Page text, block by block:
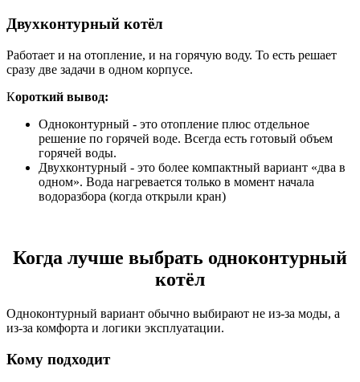
Двухконтурный котёл
Работает и на отопление, и на горячую воду. То есть решает
сразу две задачи в одном корпусе.
Короткий вывод:
Одноконтурный - это отопление плюс отдельное
решение по горячей воде. Всегда есть готовый объем
горячей воды.
Двухконтурный - это более компактный вариант «два в
одном». Вода нагревается только в момент начала
водоразбора (когда открыли кран)
Когда лучше выбрать одноконтурный
котёл
Одноконтурный вариант обычно выбирают не из-за моды, а
из-за комфорта и логики эксплуатации.
Кому подходит